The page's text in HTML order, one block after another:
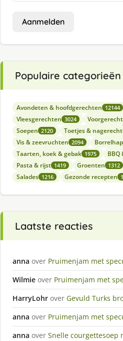
Aanmelden
Populaire categorieën
Avondeten & hoofdgerechten 12144
Vleesgerechten 3024
Soepen 2120 Toetjes &
Vis & zeevruchten 2094
Taarten, koek & gebak 1975
Pasta & rijst 1419 Groenten 1312
Salades 1216 Gezonde recepten
Laatste reacties
anna over Pruimenjam met
Wilmie over Pruimenjam met
HarryLohr over Gevuld Turks
anna over Pruimenjam met
anna over Snelle courgettesoep